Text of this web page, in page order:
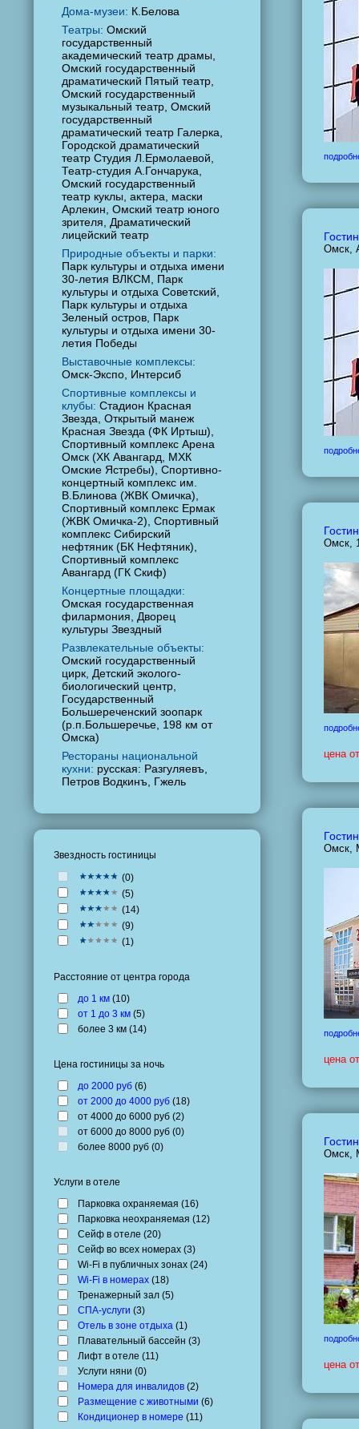
Дома-музеи: К.Белова
Театры: Омский
государственный
академический театр драмы,
Омский государственный
драматический Пятый театр,
Омский государственный
музыкальный театр, Омский
государственный
драматический театр Галерка,
Городской драматический
театр Студия Л.Ермолаевой,
Театр-студия А.Гончарука,
Омский государственный
театр куклы, актера, маски
Арлекин, Омский театр юного
зрителя, Драматический
лицейский театр
Природные объекты и парки:
Парк культуры и отдыха имени
30-летия ВЛКСМ, Парк
культуры и отдыха Советский,
Парк культуры и отдыха
Зеленый остров, Парк
культуры и отдыха имени 30-
летия Победы
Выставочные комплексы:
Омск-Экспо, Интерсиб
Спортивные комплексы и
клубы: Стадион Красная
Звезда, Открытый манеж
Красная Звезда (ФК Иртыш),
Спортивный комплекс Арена
Омск (ХК Авангард, МХК
Омские Ястребы), Спортивно-
концертный комплекс им.
В.Блинова (ЖВК Омичка),
Спортивный комплекс Ермак
(ЖВК Омичка-2), Спортивный
комплекс Сибирский
нефтяник (БК Нефтяник),
Спортивный комплекс
Авангард (ГК Скиф)
Концертные площадки:
Омская государственная
филармония, Дворец
культуры Звездный
Развлекательные объекты:
Омский государственный
цирк, Детский эколого-
биологический центр,
Государственный
Большереченский зоопарк
(р.п.Большеречье, 198 км от
Омска)
Рестораны национальной
кухни: русская: Разгуляевъ,
Петров Водкинъ, Гжель
Звездность гостиницы
(0)
(5)
(14)
(9)
(1 )
Расстояние от центра города
до 1 км (10)
от 1 до 3 км (5)
более 3 км (14)
Цена гостиницы за ночь
до 2000 руб (6)
от 2000 до 4000 руб (18)
от 4000 до 6000 руб (2)
от 6000 до 8000 руб (0)
более 8000 руб (0)
Услуги в отеле
Парковка охраняемая (16)
Парковка неохраняемая (12)
Сейф в отеле (20)
Сейф во всех номерах (3)
Wi-Fi в публичных зонах (24)
Wi-Fi в номерах (18)
Тренажерный зал (5)
СПА-услуги (3)
Отель в зоне отдыха (1 )
Плавательный бассейн (3)
Лифт в отеле (11 )
Услуги няни (0)
Номера для инвалидов (2)
Размещение с животными (6)
Кондиционер в номере (11 )
Омск,
Омск,
цена
Омск,
цена
Омск,
цена